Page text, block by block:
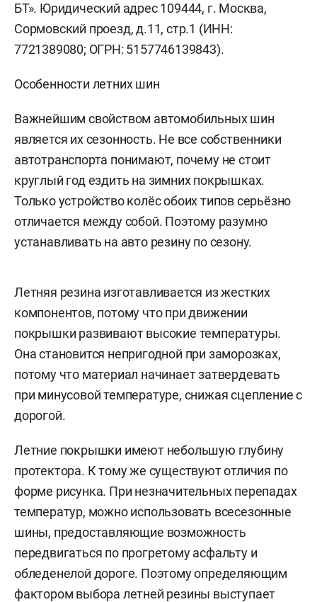
БТ». Юридический адрес 109444, г. Москва,
Сормовский проезд, д.11, стр.1 (ИНН:
7721389080; ОГРН: 5157746139843).
Особенности летних шин
Важнейшим свойством автомобильных шин
является их сезонность. Не все собственники
автотранспорта понимают, почему не стоит
круглый год ездить на зимних покрышках.
Только устройство колёс обоих типов серьёзно
отличается между собой. Поэтому разумно
устанавливать на авто резину по сезону.
Летняя резина изготавливается из жестких
компонентов, потому что при движении
покрышки развивают высокие температуры.
Она становится непригодной при заморозках,
потому что материал начинает затвердевать
при минусовой температуре, снижая сцепление с
дорогой.
Летние покрышки имеют небольшую глубину
протектора. К тому же существуют отличия по
форме рисунка. При незначительных перепадах
температур, можно использовать всесезонные
шины, предоставляющие возможность
передвигаться по прогретому асфальту и
обледенелой дороге. Поэтому определяющим
фактором выбора летней резины выступает